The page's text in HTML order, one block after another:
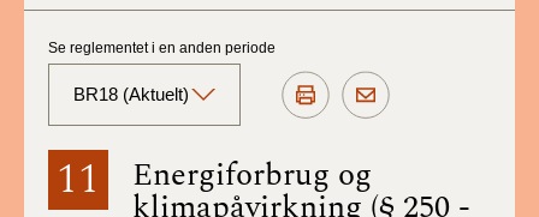
11 Energiforbrug og
klimapåvirkning (§ 250 -
Se reglementet i en anden periode
BR18 (Aktuelt)
BR18 (Aktuelt)